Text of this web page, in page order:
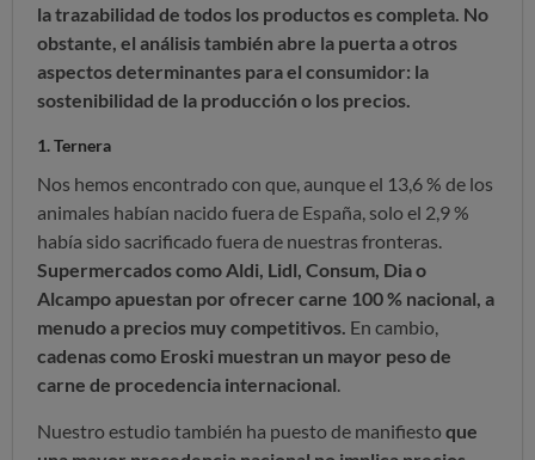
la trazabilidad de todos los productos es completa. No
obstante, el análisis también abre la puerta a otros
aspectos determinantes para el consumidor: la
sostenibilidad de la producción o los precios.
1. Ternera
Nos hemos encontrado con que, aunque el 13,6 % de los
animales habían nacido fuera de España, solo el 2,9 %
había sido sacrificado fuera de nuestras fronteras.
Supermercados como Aldi, Lidl, Consum, Dia o
Alcampo apuestan por ofrecer carne 100 % nacional, a
menudo a precios muy competitivos. En cambio,
cadenas como Eroski muestran un mayor peso de
carne de procedencia internacional
Nuestro estudio también ha puesto de manifiesto que